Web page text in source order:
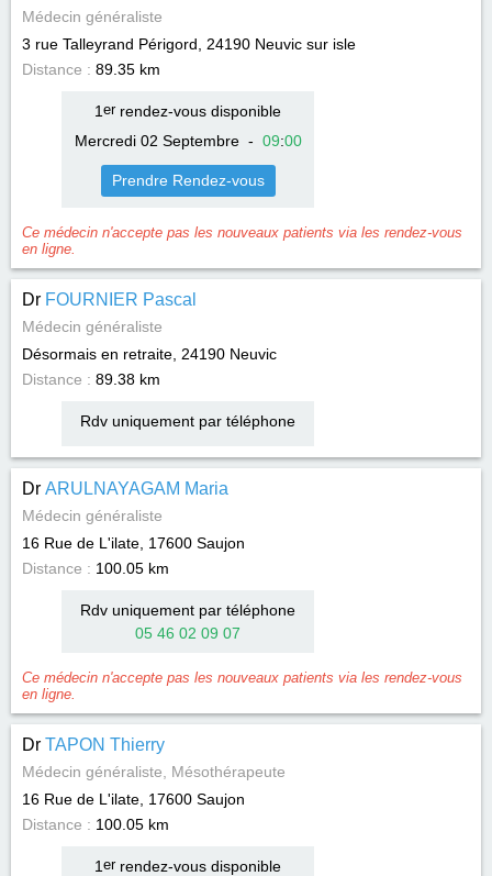
Médecin généraliste
3 rue Talleyrand Périgord, 24190 Neuvic sur isle
Distance : 89.35 km
1 errendez-vous disponible
Mercredi 02 Septembre- 09:00
Prendre Rendez-vous
Ce médecin n'accepte pas les nouveaux patients via les rendez-vous
en ligne.
Dr FOURNIER Pascal
Médecin généraliste
Désormais en retraite, 24190 Neuvic
Distance : 89.38 km
Rdv uniquement par téléphone
Dr ARULNAYAGAM Maria
Médecin généraliste
16 Rue de L'ilate, 17600 Saujon
Distance : 100.05 km
Rdv uniquement par téléphone
05 46 02 09 07
Ce médecin n'accepte pas les nouveaux patients via les rendez-vous
en ligne.
Dr TAPON Thierry
Médecin généraliste, Mésothérapeute
16 Rue de L'ilate, 17600 Saujon
Distance : 100.05 km
1 errendez-vous disponible